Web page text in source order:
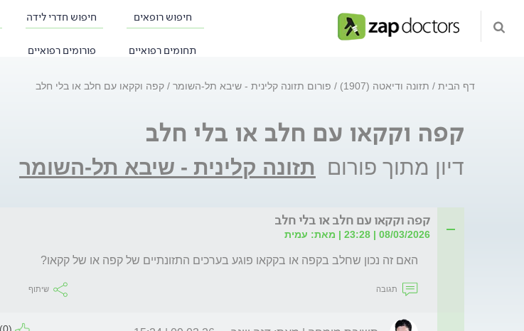
חיפוש רופאים חיפוש חדרי לידה
תחומים רפואיים פורומים רפואיים
דף הבית תזונה ודיאטה (1907) פורום תזונה קלינית - שיבא תל-השומר קפה וקקאו עם חלב או בלי חלב
קפה וקקאו עם חלב או בלי חלב
דיון מתוך פורום תזונה קלינית - שיבא תל-השומר
קפה וקקאו עם חלב או בלי חלב
08/03/2026 | 23:28 | מאת: עמית
האם זה נכון שחלב בקפה או בקקאו פוגע בערכים התזונתיים של קפה או של קקאו?
תגובה שיתוף